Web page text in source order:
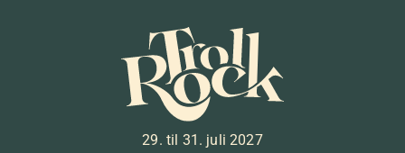
29. til 31. juli 2027